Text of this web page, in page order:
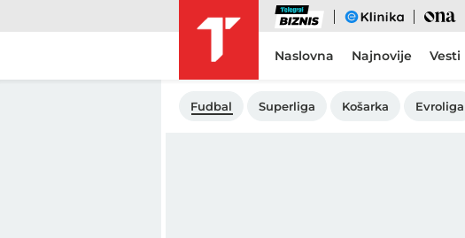
Biznis eKlinika Ona
Naslovna Najnovije Vesti
Fudbal Superliga Košarka Evroliga